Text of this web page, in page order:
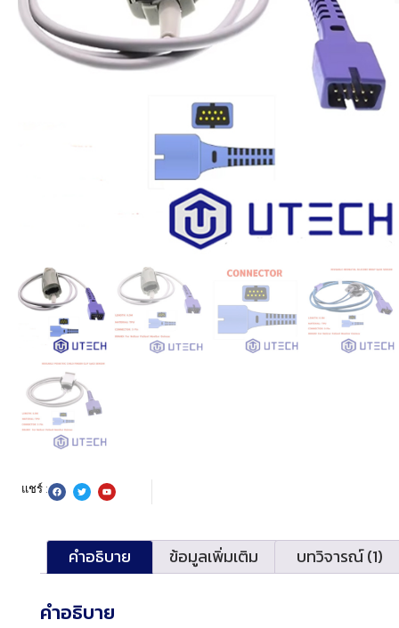
แชร์ :
คำอธิบาย ข้อมูลเพิ่มเติม บทวิจารณ์ (1)
คำอธิบาย